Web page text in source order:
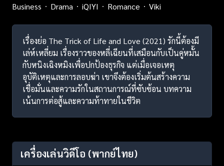
Business
Drama iQIYI Romance Viki
เรื่องย่อ The Trick of Life and Love (2021) รักนี้ต้องมี
เล่ห์เหลี่ยม เรื่องราวของหลี่เฉียนที่เสมือนกับเป็นคู่หมั้น
กับหนิงเฉิงหมิงเพื่อปกป้องธุรกิจ แต่เมื่อเจอเหตุ
อุบัติเหตุและการลอบฆ่า เขาจึงต้องเริ่มต้นสร้างความ
เชื่อมั่นและความรักในสถานการณ์ที่ซับซ้อน บทความ
เน้นการต่อสู้และความท้าทายในชีวิต
เครื่องเล่นวิดีโอ (พากย์ไทย)